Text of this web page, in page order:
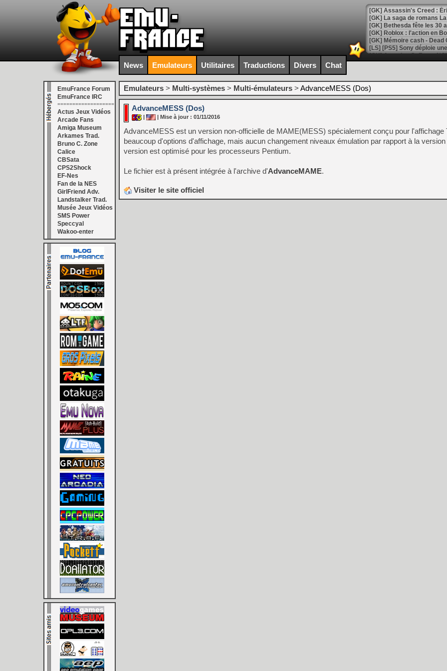
[GK] Bethesda fête les 30
[GK] Roblox : l'action en
[GK] Agenda - GeForce
[GK] Devolver Digital en a
[LS] [PS5] ps5-y2jb-
[GK] Pourquoi Marvel
[GK] Test : Restory : Chill
[GK] GTA 6 : Rockstar
[GK] Hot Wheels Infinite
[GK] Mémoire cash -
[GK] Résultats Nintendo :
[GK] Déjà des
[GK] Minecraft et ses «
[GK] Beast of
[GK] Ubisoft : fin de partie
[GK] Mémoire cash -
[GK] Dan Houser (GTA)
[GK] Comment EA Sports
[GK] Crimson Moon : un
[GK] Isle of Reveries : le
[GK] Moonlighter 2 : The
[GK] Capcom relance
[GK] Le beat'em up The
[GK] Endless Legend 2 :
[LS] [PS5] Le WebKit
[GK] Oubliez Crazy Taxi,
[LS] [Switch] NSZ 5.0.0
News Emulateurs Utilitaires Traductions Divers Chat
EmuFrance Forum
EmuFrance IRC
===================
Actus Jeux Vidéos
Arcade Fans
Amiga Museum
Arkames Trad.
Bruno C. Zone
Calice
CBSata
CPS2Shock
EF-Nes
Fan de la NES
GirlFriend Adv.
Landstalker Trad.
Musée Jeux Vidéos
SMS Power
Speccyal
Wakoo-enter
Emulateurs > Multi-systèmes > Multi-émulateurs > AdvanceMESS (Dos)
AdvanceMESS (Dos)
| | Mise à jour : 01/11/2016
AdvanceMESS est un version non-officielle de MAME(MESS) spécialement conçu pour l'affichage
beaucoup d'options d'affichage, mais aucun changement niveaux émulation par rapport à la
version est optimisé pour les processeurs Pentium.
Le fichier est à présent intégrée à l'archive d'AdvanceMAME.
Visiter le site officiel